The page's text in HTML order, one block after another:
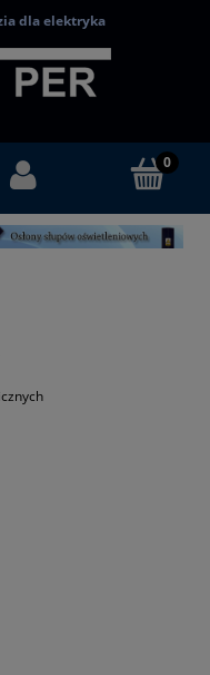
dla elektryka